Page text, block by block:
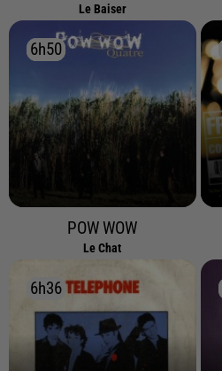
Le Baiser
6h50
6h50
POW WOW
Le Chat
6h36
6h36